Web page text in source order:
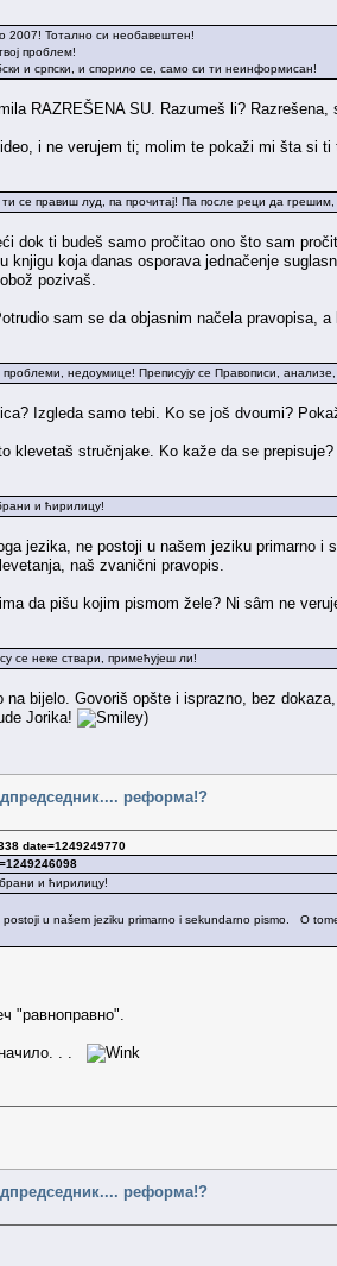
2007! Тотално си необавештен!
проблем!
и српски, и спорило се, само си ти неинформисан!
RAZREŠENA SU. Razumeš li? Razrešena,
i ne verujem ti; molim te pokaži mi šta si ti
, ти се правиш луд, па прочитај! Па после реци да
dok ti budeš samo pročitao ono što sam
koja danas osporava jednačenje
pozivaš.
sam se da objasnim načela pravopisa,
недоумице! Преписују се Правописи,
Izgleda samo tebi. Ko se još dvoumi?
klevetaš stručnjake. Ko kaže da se prepisuje?
и ћирилицу!
jezika, ne postoji u našem jeziku primarno i
naš zvanični pravopis.
da pišu kojim pismom žele? Ni sâm ne
се неке ствари, примећујеш ли!
bijelo. Govoriš opšte i isprazno, bez
Jorika!
)
реформа!?
date=1249249770
и ћирилицу!
u našem jeziku primarno i sekundarno pismo. O
"равноправно".
. .
реформа!?